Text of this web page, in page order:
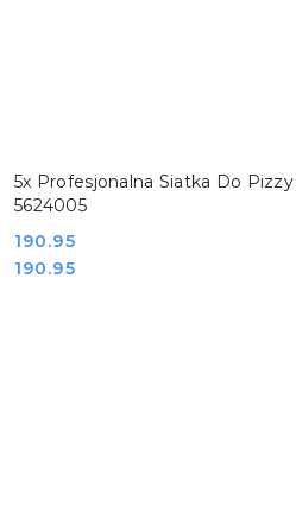
5x Profesjonalna Siatka Do
5624005
Cena:
190.95
Cena:
190.95